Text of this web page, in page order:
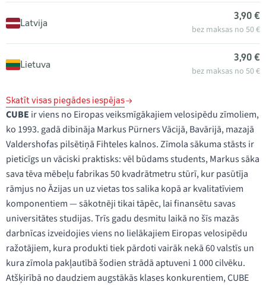
Latvija
3,90 €
bez maksas no 50 €
Lietuva
3,90 €
bez maksas no 50 €
Skatīt visas piegādes iespējas
CUBE ir viens no Eiropas veiksmīgākajiem velosipēdu zīmoliem,
ko 1993. gadā dibināja Markus Pürners Vācijā, Bavārijā, mazajā
Valdershofas pilsētiņā Fihteles kalnos. Zīmola sākuma stāsts ir
pieticīgs un vāciski praktisks: vēl būdams students, Markus sāka
sava tēva mēbeļu fabrikas 50 kvadrātmetru stūrī, kur pasūtīja
rāmjus no Āzijas un uz vietas tos salika kopā ar kvalitatīviem
komponentiem — sākotnēji tikai tāpēc, lai finansētu savas
universitātes studijas. Trīs gadu desmitu laikā no šīs mazās
darbnīcas izveidojies viens no lielākajiem Eiropas velosipēdu
ražotājiem, kura produkti tiek pārdoti vairāk nekā 60 valstīs un
kura zīmola pakļautībā šodien strādā aptuveni 1 000 cilvēku.
Atšķirībā no daudziem augstākās klases konkurentiem, CUBE